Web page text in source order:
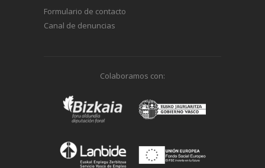
Formulario de contacto
Canal de denuncias
Colaboramos con: